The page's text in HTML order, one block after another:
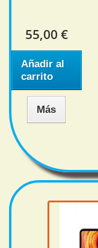
55,00 €
Añadir al
carrito
Más